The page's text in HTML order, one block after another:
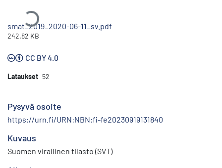
Ladataan...
smat_2019_2020-06-11_sv.pdf
242.82 KB
CC BY 4.0
Lataukset 52
Pysyvä osoite
https://urn.fi/URN:NBN:fi-fe20230919131840
Kuvaus
Suomen virallinen tilasto (SVT)